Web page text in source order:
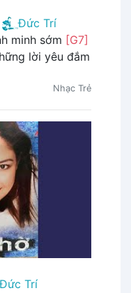
Đức Trí
minh sớm [G7]
lời yêu đắm
Nhạc Trẻ
Đức Trí